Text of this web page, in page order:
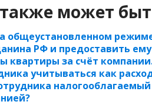
может
общеустановленном
РФ и предоставить
квартиры за счёт
учитываться как